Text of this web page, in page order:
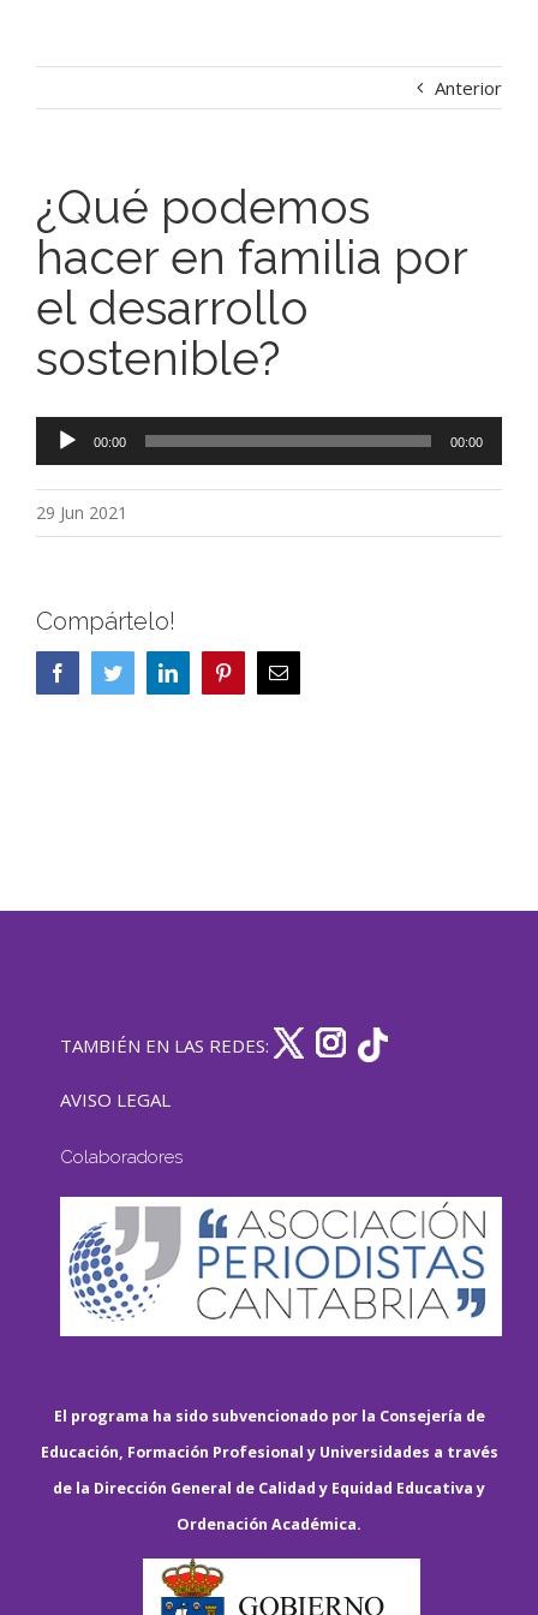
Anterior
¿Qué podemos
hacer en familia por
el desarrollo
sostenible?
Reproductor
de
audio
00:00 00:00
29 Jun 2021
Compártelo!
FacebookTwitterLinkedIn PinterestCorreo
electrónico
TAMBIÉN EN LAS REDES:
AVISO LEGAL
Colaboradores
El programa ha sido subvencionado por la Consejería de
Educación, Formación Profesional y Universidades a través
de la Dirección General de Calidad y Equidad Educativa y
Ordenación Académica.